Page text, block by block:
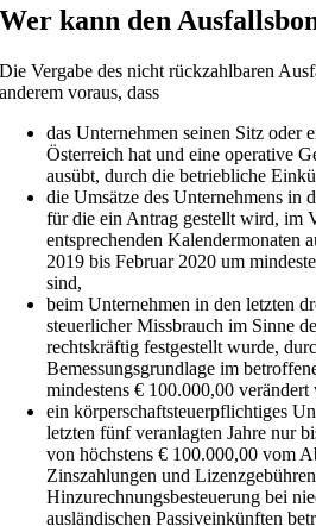
Wer kann den
Die Vergabe des nicht rückzahlbaren
anderem voraus, dass
das Unternehmen seinen Sitz oder
Österreich hat und eine operative
ausübt, durch die betriebliche
die Umsätze des Unternehmens in
für die ein Antrag gestellt wird, im
entsprechenden Kalendermonaten
2019 bis Februar 2020 um
sind,
beim Unternehmen in den letzten
steuerlicher Missbrauch im Sinne
rechtskräftig festgestellt wurde,
Bemessungsgrundlage im
mindestens € 100.000,00 verändert
ein körperschaftsteuerpflichtiges
letzten fünf veranlagten Jahre nur
von höchstens € 100.000,00 vom
Zinszahlungen und
Hinzurechnungsbesteuerung bei
ausländischen Passiveinkünften